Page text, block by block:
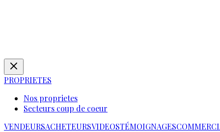
PROPRIETES
Nos proprietes
Secteurs coup de coeur
VENDEURSACHETEURSVIDEOSTÉMOIGNAGES